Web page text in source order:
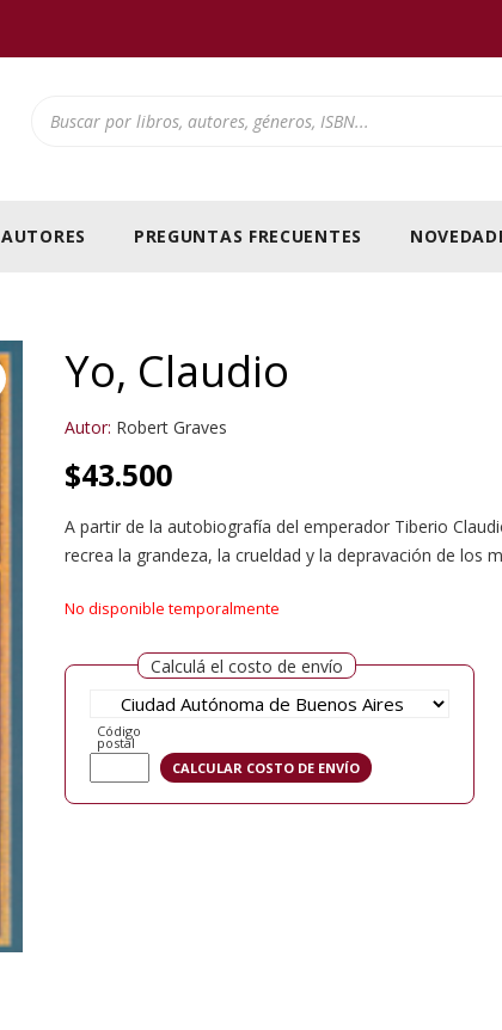
AUTORES PREGUNTAS FRECUENTES
Yo, Claudio
Autor: Robert Graves
$43.500
A partir de la autobiografía del emperador Tiberio
recrea la grandeza, la crueldad y la depravación de los
No disponible temporalmente
Calculá el costo de envío
Código
postal